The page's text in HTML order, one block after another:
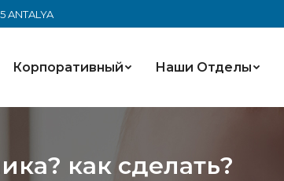
ANTALYA
Корпоративный Наши Oтделы
как сделать?